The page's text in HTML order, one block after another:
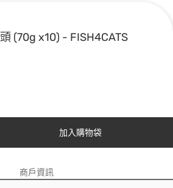
(70g x10) - FISH4CATS
加入購物袋
商戶資訊